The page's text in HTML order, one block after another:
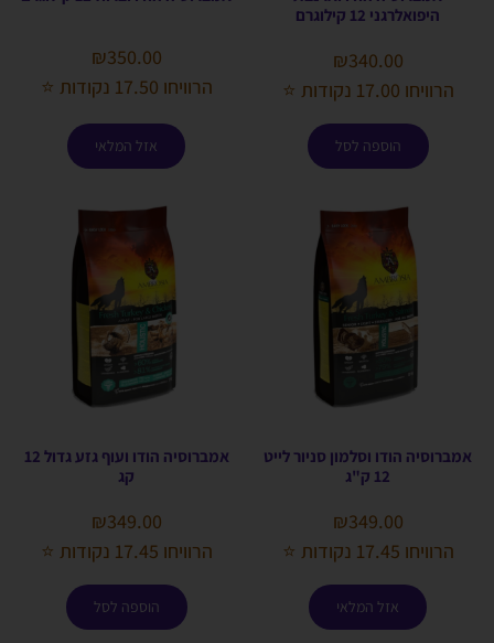
היפואלרגני 12 קילוגרם
₪340.00
הרוויחו 17.00 נקודות ⭐
הוספה לסל
₪350.00
הרוויחו 17.50 נקודות ⭐
אזל המלאי
אמברוסיה הודו וסלמון סניור לייט
12 ק"ג
₪349.00
הרוויחו 17.45 נקודות ⭐
אזל המלאי
אמברוסיה הודו ועוף גזע גדול 12
קג
₪349.00
הרוויחו 17.45 נקודות ⭐
הוספה לסל